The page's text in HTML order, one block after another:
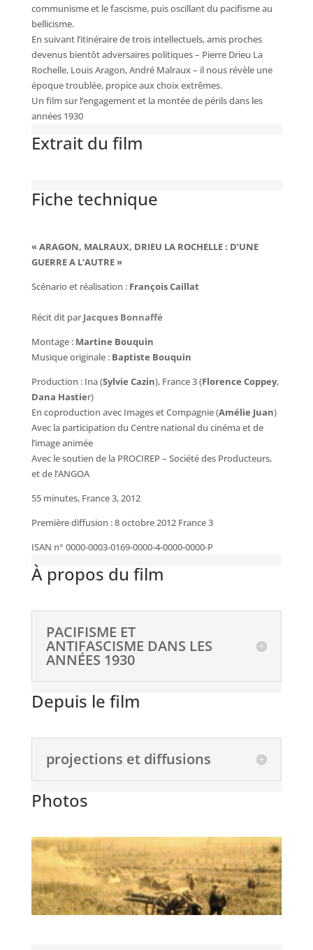
communisme et le fascisme, puis oscillant du pacifisme au
bellicisme.
En suivant l’itinéraire de trois intellectuels, amis proches
devenus bientôt adversaires politiques – Pierre Drieu La
Rochelle, Louis Aragon, André Malraux – il nous révèle une
époque troublée, propice aux choix extrêmes.
Un film sur l’engagement et la montée de périls dans les
années 1930
Extrait du film
Fiche technique
« ARAGON, MALRAUX, DRIEU LA ROCHELLE : D’UNE
GUERRE A L’AUTRE »
Scénario et réalisation : François Caillat
Récit dit par Jacques Bonnaffé
Montage : Martine Bouquin
Musique originale : Baptiste Bouquin
Production : Ina (Sylvie Cazin), France 3 (Florence Coppey,
Dana Hastier)
En coproduction avec Images et Compagnie (Amélie Juan)
Avec la participation du Centre national du cinéma et de
l’image animée
Avec le soutien de la PROCIREP – Société des Producteurs,
et de l’ANGOA
55 minutes, France 3, 2012
Première diffusion : 8 octobre 2012 France 3
ISAN n° 0000-0003-0169-0000-4-0000-0000-P
À propos du film
PACIFISME ET
ANTIFASCISME DANS LES
ANNÉES 1930
Depuis le film
projections et diffusions
Photos